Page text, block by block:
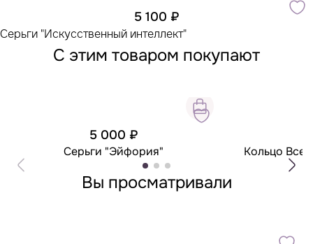
5 100 ₽
Серьги "Искусственный интеллект"
С этим товаром покупают
5 000 ₽
Серьги "Эйфория" Кольцо
Вы просматривали